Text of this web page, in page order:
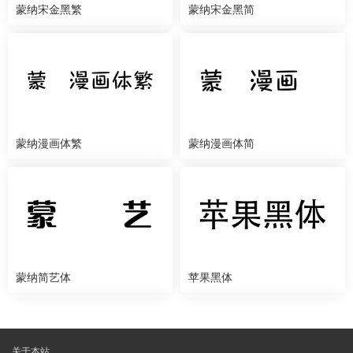
蒙纳宋金黑繁 蒙纳宋金黑简
蒙纳漫画体繁 蒙纳漫画体简
蒙纳简艺体 苹果黑体